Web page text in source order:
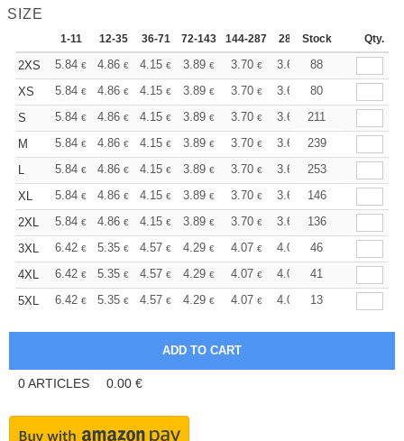
SIZE
1-11 12-35 36-71 72-143 144-287 288 + More
Stock Qty.
2XS 5.84 € 4.86 € 4.15 € 3.89 € 3.70 € 3.66
88
XS
5.84 € 4.86 € 4.15 € 3.89 € 3.70 € 3.66
80
S
5.84 € 4.86 € 4.15 € 3.89 € 3.70 € 3.66
211
M
5.84 € 4.86 € 4.15 € 3.89 € 3.70 € 3.66
239
L
5.84 € 4.86 € 4.15 € 3.89 € 3.70 € 3.66
253
XL
5.84 € 4.86 € 4.15 € 3.89 € 3.70 € 3.66
146
2XL
5.84 € 4.86 € 4.15 € 3.89 € 3.70 € 3.66
136
3XL
6.42 € 5.35 € 4.57 € 4.29 € 4.07 € 4.03
46
4XL
6.42 € 5.35 € 4.57 € 4.29 € 4.07 € 4.03
41
5XL
6.42 € 5.35 € 4.57 € 4.29 € 4.07 € 4.03 13
0ARTICLES 0.00 €